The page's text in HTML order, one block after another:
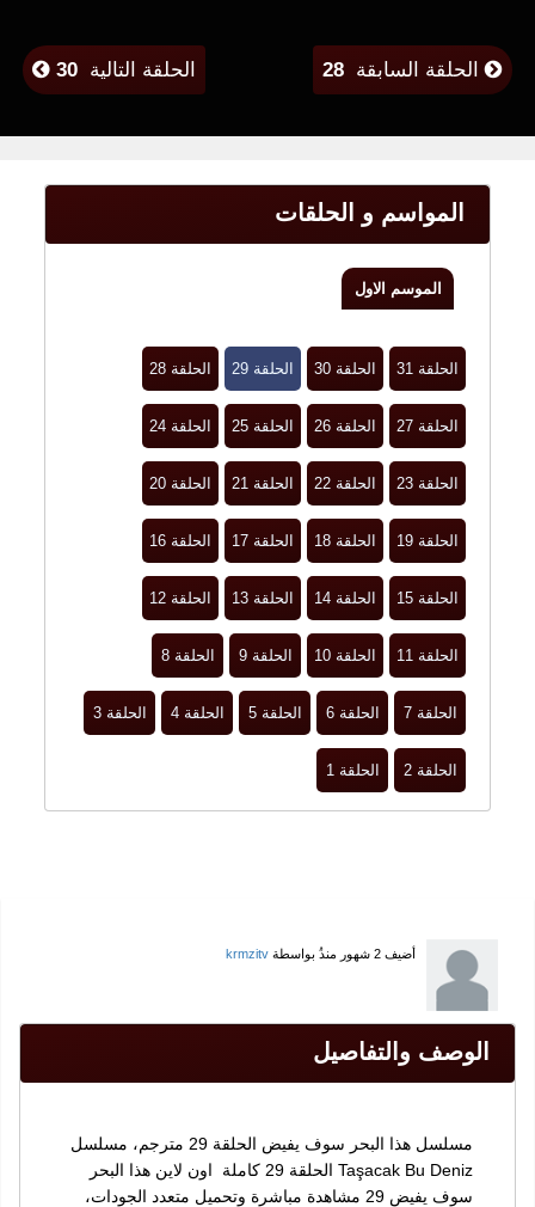
الحلقة السابقة 28 الحلقة التالية 30
المواسم و الحلقات
الموسم الاول
الحلقة 31 الحلقة 30 الحلقة 29 الحلقة 28
الحلقة 27 الحلقة 26 الحلقة 25 الحلقة 24
الحلقة 23 الحلقة 22 الحلقة 21 الحلقة 20
الحلقة 19 الحلقة 18 الحلقة 17 الحلقة 16
الحلقة 15 الحلقة 14 الحلقة 13 الحلقة 12
الحلقة 11 الحلقة 10 الحلقة 9 الحلقة 8
الحلقة 7 الحلقة 6 الحلقة 5 الحلقة 4 الحلقة 3
الحلقة 2 الحلقة 1
أضيف2 شهور منذُ بواسطةkrmzitv
الوصف والتفاصيل
مسلسل هذا البحر سوف يفيض الحلقة 29 مترجم، مسلسل
Taşacak Bu Deniz الحلقة 29 كاملة اون لاين هذا البحر
سوف يفيض 29 مشاهدة مباشرة وتحميل متعدد الجودات،